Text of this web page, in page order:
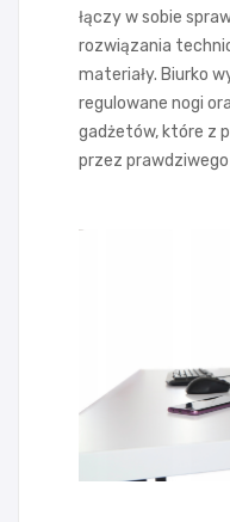
łączy w sobie
rozwiązania
materiały. Biurko
regulowane nogi
gadżetów, które z
przez